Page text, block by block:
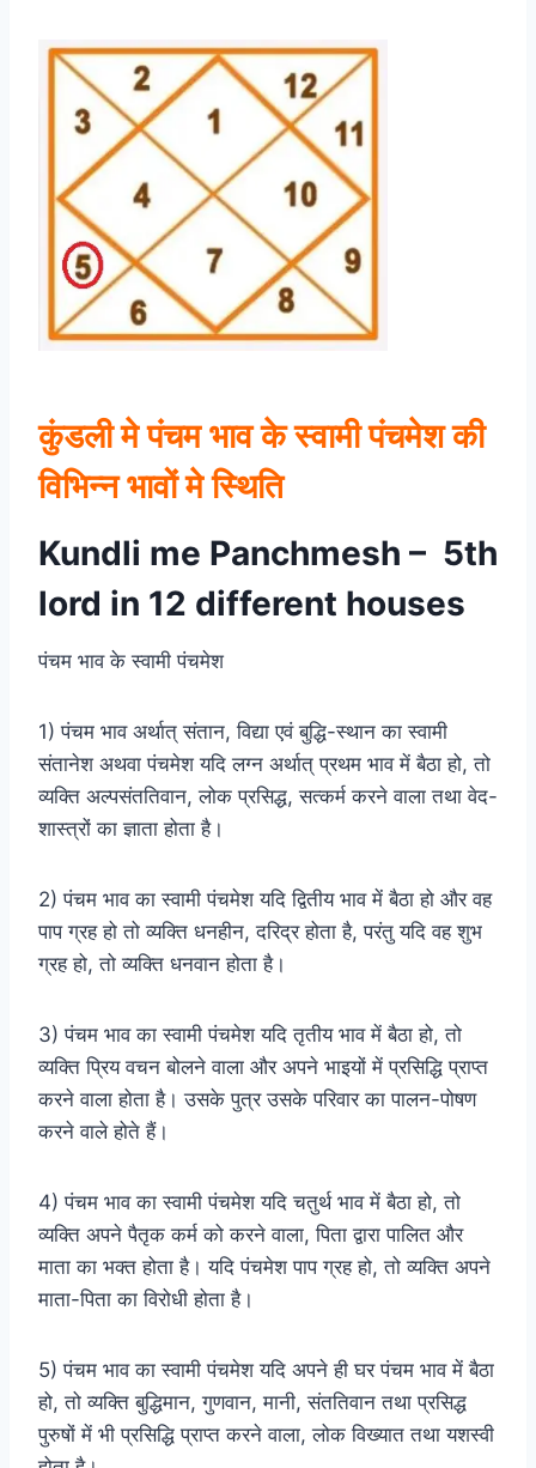
कुंडली मे पंचम भाव के स्वामी पंचमेश की
विभिन्न भावों मे स्थिति
Kundli me Panchmesh – 5th
lord in 12 different houses
पंचम भाव के स्वामी पंचमेश
1) पंचम भाव अर्थात् संतान, विद्या एवं बुद्धि-स्थान का स्वामी
संतानेश अथवा पंचमेश यदि लग्न अर्थात् प्रथम भाव में बैठा हो, तो
व्यक्ति अल्पसंततिवान, लोक प्रसिद्ध, सत्कर्म करने वाला तथा वेद-
शास्त्रों का ज्ञाता होता है।
2) पंचम भाव का स्वामी पंचमेश यदि द्वितीय भाव में बैठा हो और वह
पाप ग्रह हो तो व्यक्ति धनहीन, दरिद्र होता है, परंतु यदि वह शुभ
ग्रह हो, तो व्यक्ति धनवान होता है।
3) पंचम भाव का स्वामी पंचमेश यदि तृतीय भाव में बैठा हो, तो
व्यक्ति प्रिय वचन बोलने वाला और अपने भाइयों में प्रसिद्धि प्राप्त
करने वाला होता है। उसके पुत्र उसके परिवार का पालन-पोषण
करने वाले होते हैं।
4) पंचम भाव का स्वामी पंचमेश यदि चतुर्थ भाव में बैठा हो, तो
व्यक्ति अपने पैतृक कर्म को करने वाला, पिता द्वारा पालित और
माता का भक्त होता है। यदि पंचमेश पाप ग्रह हो, तो व्यक्ति अपने
माता-पिता का विरोधी होता है।
5) पंचम भाव का स्वामी पंचमेश यदि अपने ही घर पंचम भाव में बैठा
हो, तो व्यक्ति बुद्धिमान, गुणवान, मानी, संततिवान तथा प्रसिद्ध
पुरुषों में भी प्रसिद्धि प्राप्त करने वाला, लोक विख्यात तथा यशस्वी